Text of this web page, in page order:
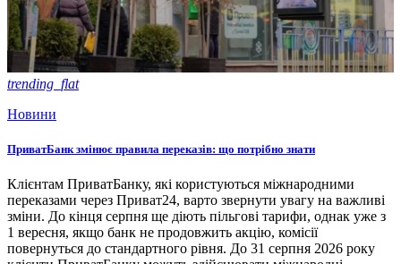
trending_flat
Новини
ПриватБанк змінює правила переказів: що потрібно знати
Клієнтам ПриватБанку, які користуються міжнародними
переказами через Приват24, варто звернути увагу на важливі
зміни. До кінця серпня ще діють пільгові тарифи, однак уже з
1 вересня, якщо банк не продовжить акцію, комісії
повернуться до стандартного рівня. До 31 серпня 2026 року